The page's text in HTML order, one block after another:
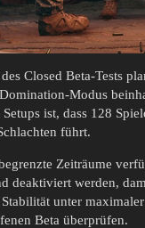
Closed Beta-Tests
Modus
ist, dass 128
führt.
Zeiträume
deaktiviert werden,
unter
Beta überprüfen.